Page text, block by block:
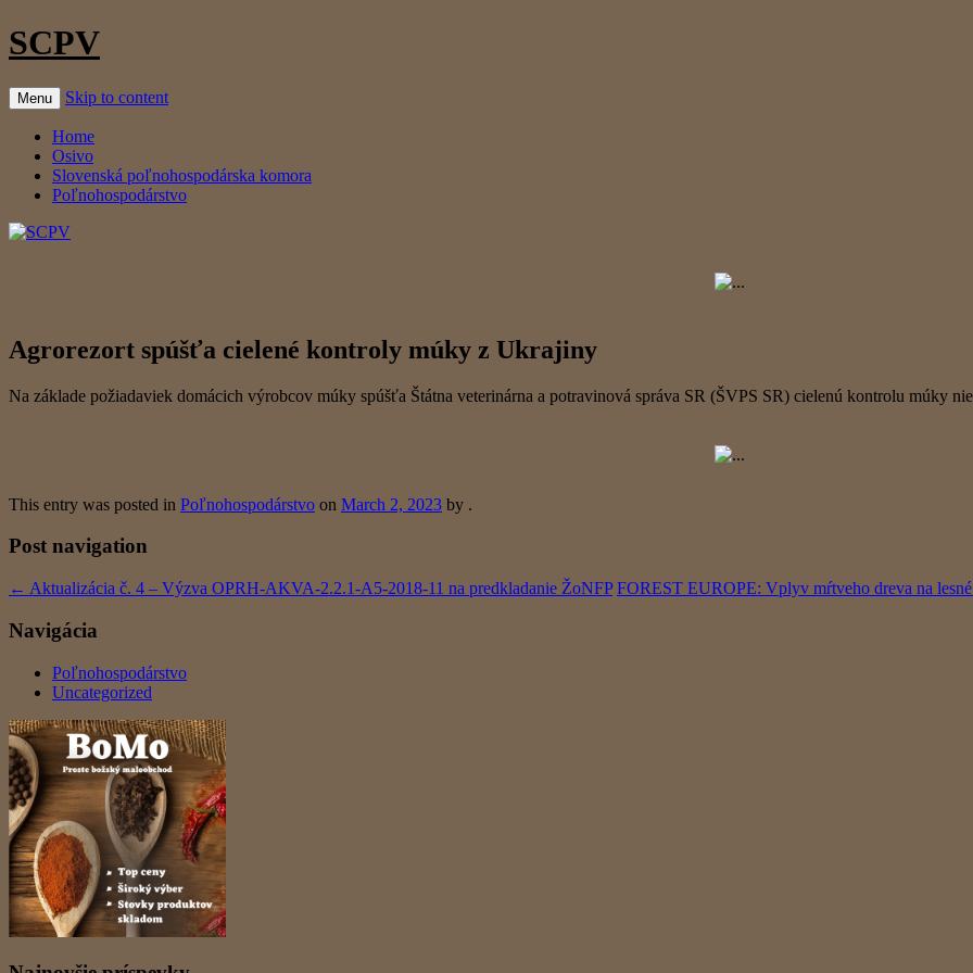
SCPV
Menu Skip to content
Home
Osivo
Slovenská poľnohospodárska komora
Poľnohospodárstvo
Agrorezort spúšťa cielené kontroly múky z Ukrajiny
Na základe požiadaviek domácich výrobcov múky spúšťa Štátna veterinárna a potravinová správa SR (ŠVPS SR) cielenú kontrolu múky
This entry was posted in Poľnohospodárstvo on March 2, 2023 by .
Post navigation
← Aktualizácia č. 4 – Výzva OPRH-AKVA-2.2.1-A5-2018-11 na predkladanie ŽoNFP FOREST EUROPE: Vplyv mŕtveho dreva na
Navigácia
Poľnohospodárstvo
Uncategorized